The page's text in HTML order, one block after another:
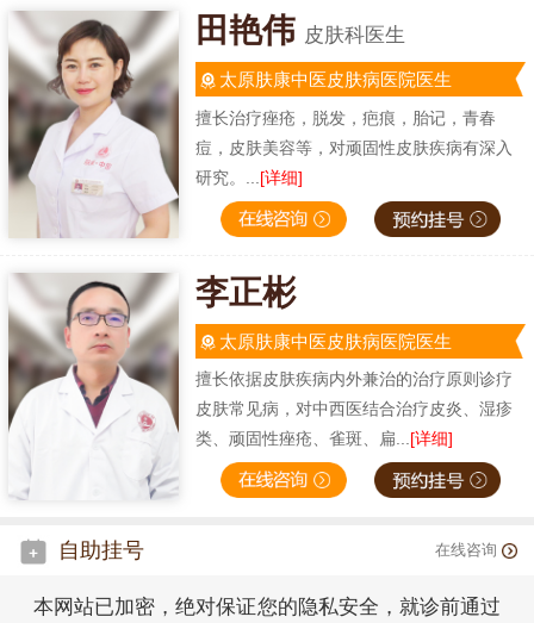
田艳伟 皮肤科医生
太原肤康中医皮肤病医院医生
擅长治疗痤疮，脱发，疤痕，胎记，青春
痘，皮肤美容等，对顽固性皮肤疾病有深入
研究。... [详细]
李正彬
太原肤康中医皮肤病医院医生
擅长依据皮肤疾病内外兼治的治疗原则诊疗
皮肤常见病，对中西医结合治疗皮炎、湿疹
类、顽固性痤疮、雀斑、扁...[详细]
自助挂号 在线咨询
本网站已加密，绝对保证您的隐私安全，就诊前通过